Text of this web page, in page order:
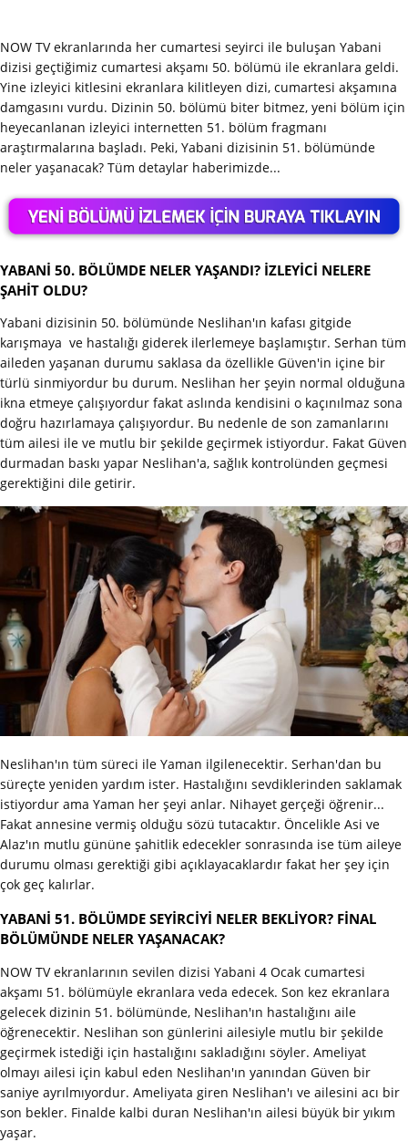
NOW TV ekranlarında her cumartesi seyirci ile buluşan Yabani
dizisi geçtiğimiz cumartesi akşamı 50. bölümü ile ekranlara geldi.
Yine izleyici kitlesini ekranlara kilitleyen dizi, cumartesi akşamına
damgasını vurdu. Dizinin 50. bölümü biter bitmez, yeni bölüm için
heyecanlanan izleyici internetten 51. bölüm fragmanı
araştırmalarına başladı. Peki, Yabani dizisinin 51. bölümünde
neler yaşanacak? Tüm detaylar haberimizde...
YABANİ 50. BÖLÜMDE NELER YAŞANDI? İZLEYİCİ NELERE
ŞAHİT OLDU?
Yabani dizisinin 50. bölümünde Neslihan'ın kafası gitgide
karışmaya ve hastalığı giderek ilerlemeye başlamıştır. Serhan tüm
aileden yaşanan durumu saklasa da özellikle Güven'in içine bir
türlü sinmiyordur bu durum. Neslihan her şeyin normal olduğuna
ikna etmeye çalışıyordur fakat aslında kendisini o kaçınılmaz sona
doğru hazırlamaya çalışıyordur. Bu nedenle de son zamanlarını
tüm ailesi ile ve mutlu bir şekilde geçirmek istiyordur. Fakat Güven
durmadan baskı yapar Neslihan'a, sağlık kontrolünden geçmesi
gerektiğini dile getirir.
Neslihan'ın tüm süreci ile Yaman ilgilenecektir. Serhan'dan bu
süreçte yeniden yardım ister. Hastalığını sevdiklerinden saklamak
istiyordur ama Yaman her şeyi anlar. Nihayet gerçeği öğrenir...
Fakat annesine vermiş olduğu sözü tutacaktır. Öncelikle Asi ve
Alaz'ın mutlu gününe şahitlik edecekler sonrasında ise tüm aileye
durumu olması gerektiği gibi açıklayacaklardır fakat her şey için
çok geç kalırlar.
YABANİ 51. BÖLÜMDE SEYİRCİYİ NELER BEKLİYOR? FİNAL
BÖLÜMÜNDE NELER YAŞANACAK?
NOW TV ekranlarının sevilen dizisi Yabani 4 Ocak cumartesi
akşamı 51. bölümüyle ekranlara veda edecek. Son kez ekranlara
gelecek dizinin 51. bölümünde, Neslihan'ın hastalığını aile
öğrenecektir. Neslihan son günlerini ailesiyle mutlu bir şekilde
geçirmek istediği için hastalığını sakladığını söyler. Ameliyat
olmayı ailesi için kabul eden Neslihan'ın yanından Güven bir
saniye ayrılmıyordur. Ameliyata giren Neslihan'ı ve ailesini acı bir
son bekler. Finalde kalbi duran Neslihan'ın ailesi büyük bir yıkım
yaşar.